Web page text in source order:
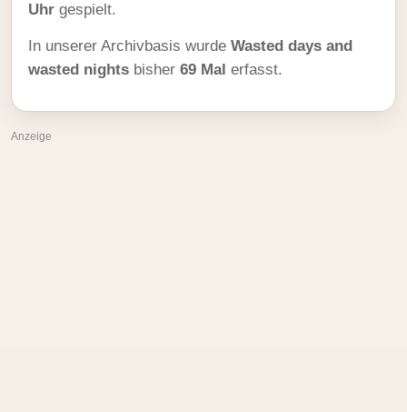
Uhr gespielt.
In unserer Archivbasis wurde Wasted days and
wasted nights bisher 69 Mal erfasst.
Anzeige